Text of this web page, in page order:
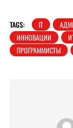
TAGS: IT
ИННОВАЦИИ
ПРОГРАММИСТЫ